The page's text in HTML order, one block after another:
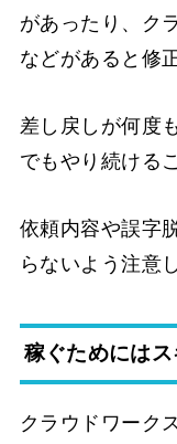
があったり、ク
などがあると修
差し戻しが何度
でもやり続ける
依頼内容や誤字
らないよう注意
稼ぐためにはス
クラウドワーク